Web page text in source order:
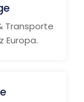
Transporte
Europa.